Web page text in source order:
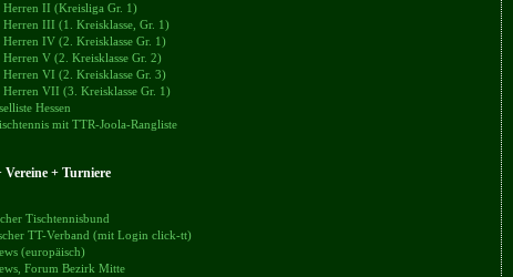
Herren II (Kreisliga Gr. 1)
Herren III (1. Kreisklasse, Gr. 1)
Herren IV (2. Kreisklasse Gr. 1)
Herren V (2. Kreisklasse Gr. 2)
Herren VI (2. Kreisklasse Gr. 3)
Herren VII (3. Kreisklasse Gr. 1)
Hessen
mit TTR-Joola-Rangliste
Vereine + Turniere
Tischtennisbund
TT-Verband (mit Login click-tt)
(europäisch)
Forum Bezirk Mitte